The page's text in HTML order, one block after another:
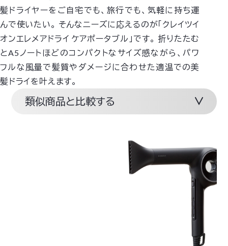
髪ドライヤーをご自宅でも、旅行でも、気軽に持ち運
んで使いたい。 そんなニーズに応えるのが「クレイツイ
オンエレメアドライ ケアポータブル」です。 折りたたむ
とA5ノートほどのコンパクトなサイズ感ながら、パワ
フルな風量で髪質やダメージに合わせた適温での美
髪ドライを叶えます。
類似商品と比較する